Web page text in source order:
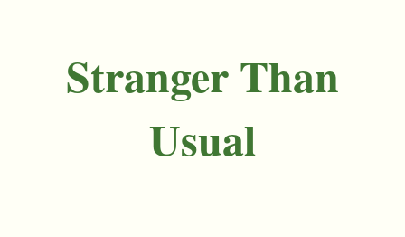
Stranger Than
Usual